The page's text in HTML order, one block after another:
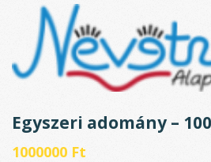
Egyszeri adomány –
1000000 Ft